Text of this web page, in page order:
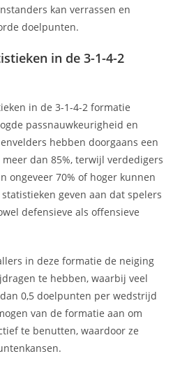
kan verrassen en
doelpunten.
in de 3-1-4-2
in de 3-1-4-2 formatie
passnauwkeurigheid en
hebben doorgaans een
dan 85%, terwijl verdedigers
ongeveer 70% of hoger kunnen
geven aan dat spelers
defensieve als offensieve
in deze formatie de neiging
te hebben, waarbij veel
0,5 doelpunten per wedstrijd
van de formatie aan om
te benutten, waardoor ze